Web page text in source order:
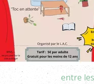
entre